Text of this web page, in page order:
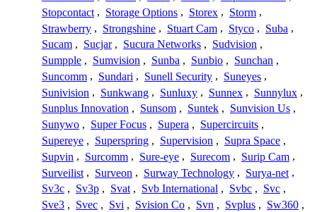
Stopcontact , Storage Options , Storex , Storm ,
Strawberry , Strongshine , Stuart Cam , Styco , Suba ,
Sucam , Sucjar , Sucura Networks , Sudvision ,
Sumpple , Sumvision , Sunba , Sunbio , Sunchan ,
Suncomm , Sundari , Sunell Security , Suneyes ,
Sunivision , Sunkwang , Sunluxy , Sunnex , Sunnylux ,
Sunplus Innovation , Sunsom , Suntek , Sunvision Us ,
Sunywo , Super Focus , Supera , Supercircuits ,
Supereye , Superspring , Supervision , Supra Space ,
Supvin , Surcomm , Sure-eye , Surecom , Surip Cam ,
Surveilist , Surveon , Surway Technology , Surya-net ,
Sv3c , Sv3p , Svat , Svb International , Svbc , Svc ,
Sve3 , Svec , Svi , Svision Co , Svn , Svplus , Sw360 ,